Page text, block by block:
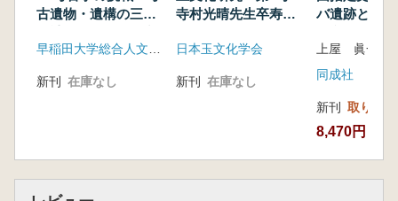
古遺物・遺構の三次
の現状と課題
新刊 在庫なし
寺村光晴先生卒寿記
日本玉文化学会
新刊 在庫なし
バ遺跡と柏
棒集団から
り帯集団へ
同成社
新刊 取り寄せ
8,470円